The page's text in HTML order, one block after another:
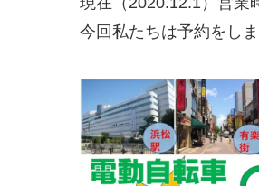
今回私たちは予約をし